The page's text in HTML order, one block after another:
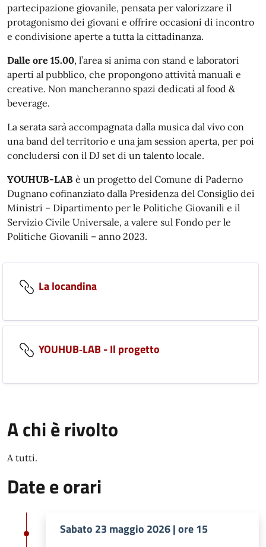
partecipazione giovanile, pensata per valorizzare il
protagonismo dei giovani e offrire occasioni di incontro
e condivisione aperte a tutta la cittadinanza.
Dalle ore 15.00, l’area si anima con stand e laboratori
aperti al pubblico, che propongono attività manuali e
creative. Non mancheranno spazi dedicati al food &
beverage.
La serata sarà accompagnata dalla musica dal vivo con
una band del territorio e una jam session aperta, per poi
concludersi con il DJ set di un talento locale.
YOUHUB-LAB è un progetto del Comune di Paderno
Dugnano cofinanziato dalla Presidenza del Consiglio dei
Ministri – Dipartimento per le Politiche Giovanili e il
Servizio Civile Universale, a valere sul Fondo per le
Politiche Giovanili – anno 2023.
La locandina
YOUHUB‑LAB - Il progetto
A chi è rivolto
A tutti.
Date e orari
Sabato 23 maggio 2026 | ore 15